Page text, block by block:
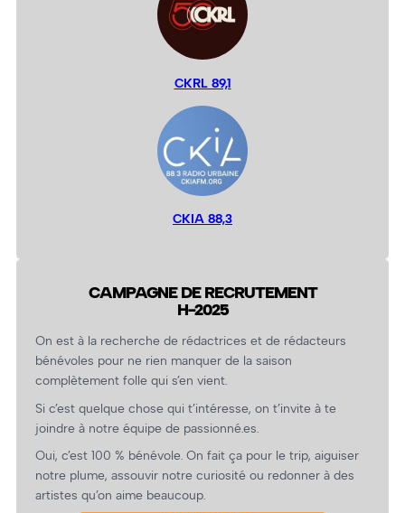
CKRL 89,1
CKIA 88,3
CAMPAGNE DE RECRUTEMENT
H-2025
On est à la recherche de rédactrices et de rédacteurs
bénévoles pour ne rien manquer de la saison
complètement folle qui s’en vient.
Si c’est quelque chose qui t’intéresse, on t’invite à te
joindre à notre équipe de passionné.es.
Oui, c’est 100 % bénévole. On fait ça pour le trip, aiguiser
notre plume, assouvir notre curiosité ou redonner à des
artistes qu’on aime beaucoup.